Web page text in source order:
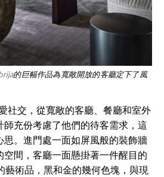
的巨幅作品為寬敞開放的客廳定下了風
社交，從寬敞的客廳、餐廳和室外
充份考慮了他們的待客需求，這
。進門處一面如屏風般的裝飾牆
間，客廳一面懸掛著一件醒目的
藝術品，黑和金的幾何色塊，與現